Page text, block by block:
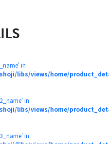
in
libs/views/home/
in
libs/views/home/
in